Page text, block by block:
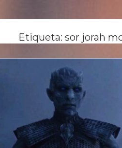
Etiqueta: sor jorah